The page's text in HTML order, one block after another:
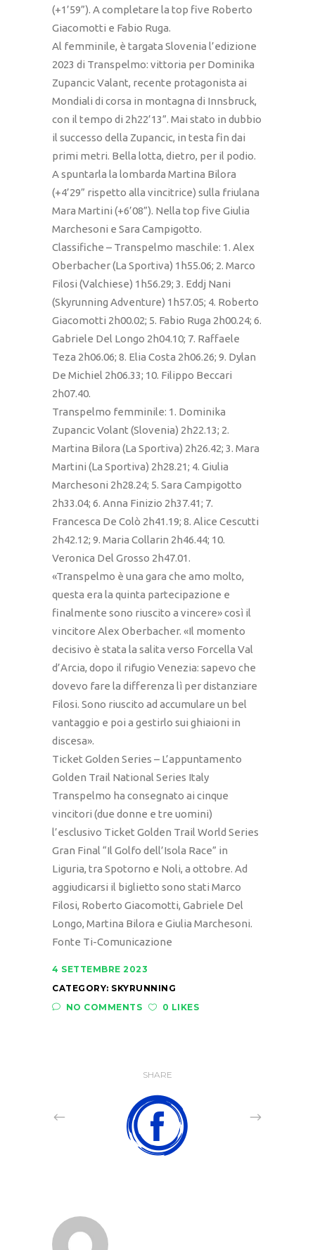
(+1’59”). A completare la top five Roberto
Giacomotti e Fabio Ruga.
Al femminile, è targata Slovenia l’edizione
2023 di Transpelmo: vittoria per Dominika
Zupancic Valant, recente protagonista ai
Mondiali di corsa in montagna di Innsbruck,
con il tempo di 2h22’13”. Mai stato in dubbio
il successo della Zupancic, in testa fin dai
primi metri. Bella lotta, dietro, per il podio.
A spuntarla la lombarda Martina Bilora
(+4’29” rispetto alla vincitrice) sulla friulana
Mara Martini (+6’08”). Nella top five Giulia
Marchesoni e Sara Campigotto.
Classifiche – Transpelmo maschile: 1. Alex
Oberbacher (La Sportiva) 1h55.06; 2. Marco
Filosi (Valchiese) 1h56.29; 3. Eddj Nani
(Skyrunning Adventure) 1h57.05; 4. Roberto
Giacomotti 2h00.02; 5. Fabio Ruga 2h00.24; 6.
Gabriele Del Longo 2h04.10; 7. Raffaele
Teza 2h06.06; 8. Elia Costa 2h06.26; 9. Dylan
De Michiel 2h06.33; 10. Filippo Beccari
2h07.40.
Transpelmo femminile: 1. Dominika
Zupancic Volant (Slovenia) 2h22.13; 2.
Martina Bilora (La Sportiva) 2h26.42; 3. Mara
Martini (La Sportiva) 2h28.21; 4. Giulia
Marchesoni 2h28.24; 5. Sara Campigotto
2h33.04; 6. Anna Finizio 2h37.41; 7.
Francesca De Colò 2h41.19; 8. Alice Cescutti
2h42.12; 9. Maria Collarin 2h46.44; 10.
Veronica Del Grosso 2h47.01.
«Transpelmo è una gara che amo molto,
questa era la quinta partecipazione e
finalmente sono riuscito a vincere» così il
vincitore Alex Oberbacher. «Il momento
decisivo è stata la salita verso Forcella Val
d’Arcia, dopo il rifugio Venezia: sapevo che
dovevo fare la differenza lì per distanziare
Filosi. Sono riuscito ad accumulare un bel
vantaggio e poi a gestirlo sui ghiaioni in
discesa».
Ticket Golden Series – L’appuntamento
Golden Trail National Series Italy
Transpelmo ha consegnato ai cinque
vincitori (due donne e tre uomini)
l’esclusivo Ticket Golden Trail World Series
Gran Final “Il Golfo dell’Isola Race” in
Liguria, tra Spotorno e Noli, a ottobre. Ad
aggiudicarsi il biglietto sono stati Marco
Filosi, Roberto Giacomotti, Gabriele Del
Longo, Martina Bilora e Giulia Marchesoni.
Fonte Ti-Comunicazione
4 SETTEMBRE 2023
CATEGORY: SKYRUNNING
NO COMMENTS
0 LIKES
SHARE